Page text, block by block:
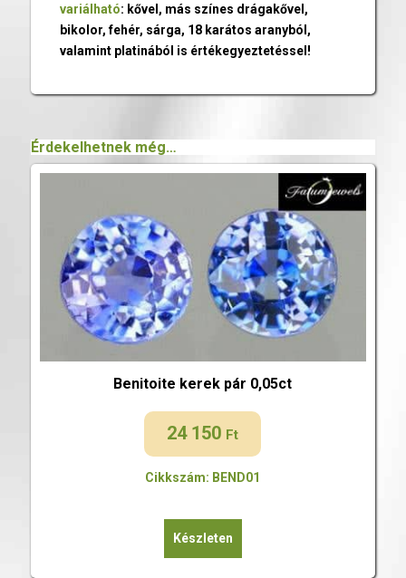
variálható: kővel, más színes drágakővel,
bikolor, fehér, sárga, 18 karátos aranyból,
valamint platinából is értékegyeztetéssel!
Érdekelhetnek még…
Benitoite kerek pár 0,05ct
24 150 Ft
Cikkszám: BEND01
Készleten